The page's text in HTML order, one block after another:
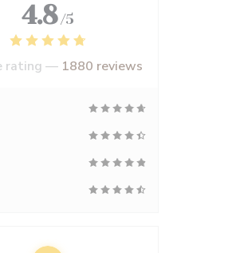
4.8 /5
rating — 1880 reviews